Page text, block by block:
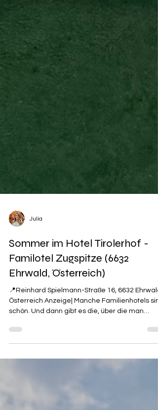
Sommer im Hotel Tirolerhof -
Familotel Zugspitze (6632
Ehrwald, Österreich)
📍Reinhard Spielmann-Straße 16, 6632
schön. Und dann gibt es die, über die man